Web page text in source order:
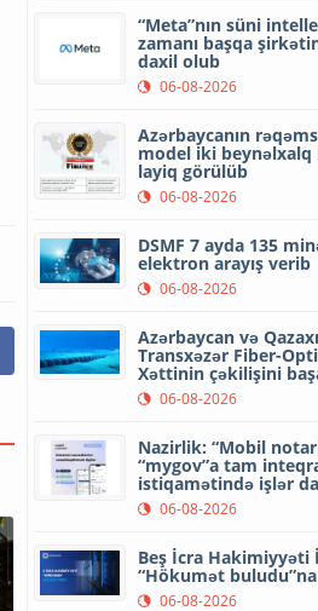
“Meta”nın süni
zamanı başqa
daxil olub
06-08-2026
Azərbaycanın
model iki
layiq görülüb
06-08-2026
DSMF 7 ayda 135
elektron arayış verib
06-08-2026
Azərbaycan və
Transxəzər Fiber-
Xəttinin çəkilişini
06-08-2026
Nazirlik: “Mobil
“mygov”a tam
istiqamətində işlər
06-08-2026
Beş İcra Hakimiyyəti
“Hökumət
06-08-2026